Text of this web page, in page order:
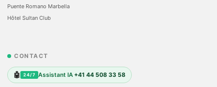
Puente Romano Marbella
Hôtel Sultan Club
CONTACT
🤖 24/7 Assistant IA +41 44 508 33 58